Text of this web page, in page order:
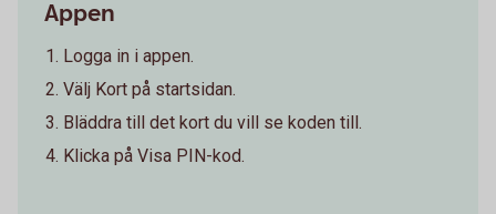
Appen
Logga in i appen.
Välj Kort på startsidan.
Bläddra till det kort du vill se koden till.
Klicka på Visa PIN-kod.